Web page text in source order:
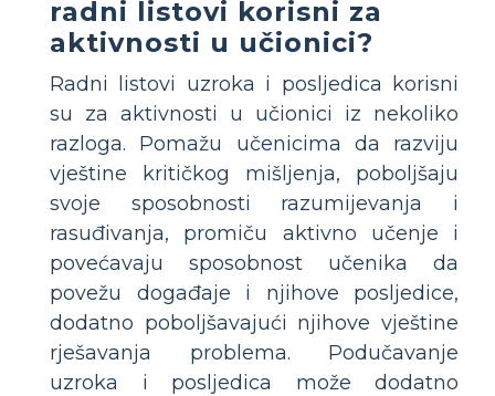
radni listovi korisni za
aktivnosti u učionici?
Radni listovi uzroka i posljedica korisni
su za aktivnosti u učionici iz nekoliko
razloga. Pomažu učenicima da razviju
vještine kritičkog mišljenja, poboljšaju
svoje sposobnosti razumijevanja i
rasuđivanja, promiču aktivno učenje i
povećavaju sposobnost učenika da
povežu događaje i njihove posljedice,
dodatno poboljšavajući njihove vještine
rješavanja problema. Podučavanje
uzroka i posljedica može dodatno